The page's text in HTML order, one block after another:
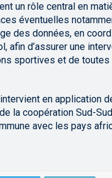
un rôle central en
éventuelles
des données, en
afin d’assurer une
sportives et de
en application
la coopération Sud-
avec les pays